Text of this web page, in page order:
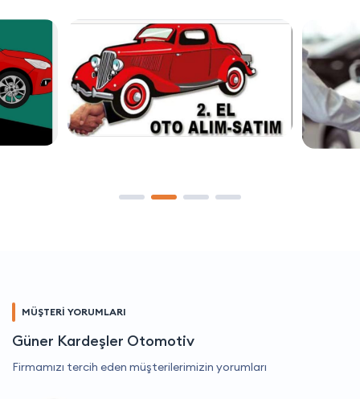
MÜŞTERİ YORUMLARI
Güner Kardeşler Otomotiv
Firmamızı tercih eden müşterilerimizin yorumları